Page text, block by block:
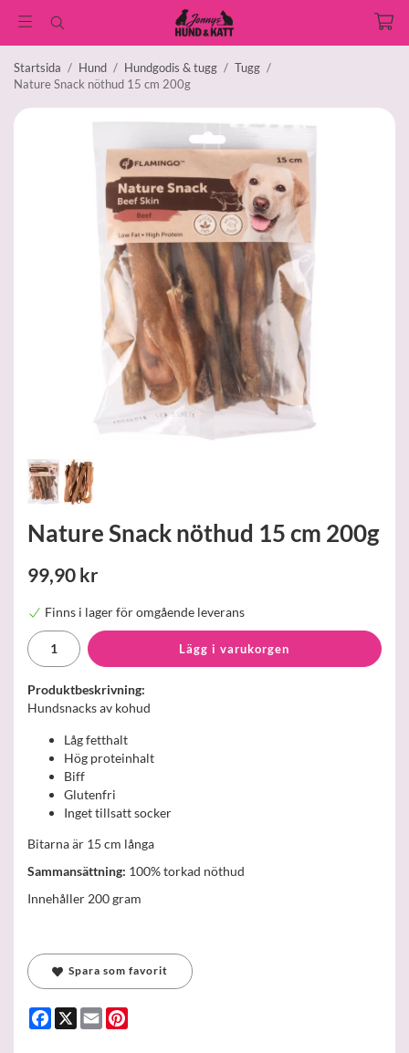
Startsida / Hund / Hundgodis & tugg / Tugg /
Nature Snack nöthud 15 cm 200g
Nature Snack nöthud 15 cm 200g
99,90 kr
Finns i lager för omgående leverans
Lägg i varukorgen
Produktbeskrivning:
Hundsnacks av kohud
Låg fetthalt
Hög proteinhalt
Biff
Glutenfri
Inget tillsatt socker
Bitarna är 15 cm långa
Sammansättning: 100% torkad nöthud
Innehåller 200 gram
Spara som favorit
Facebook
X Email